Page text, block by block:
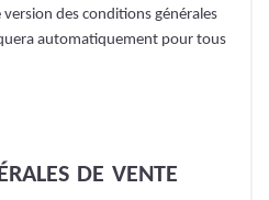
des conditions générales
automatiquement pour tous
de vente